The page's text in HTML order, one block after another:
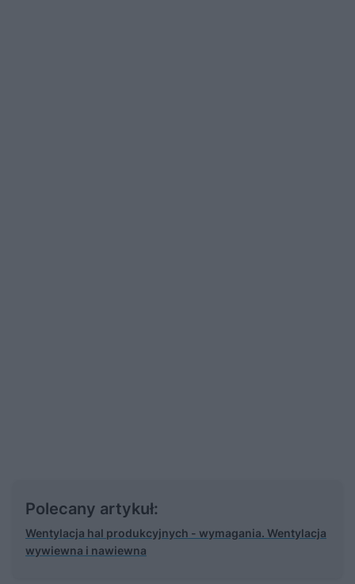
Polecany artykuł:
Wentylacja hal produkcyjnych - wymagania. Wentylacja
wywiewna i nawiewna